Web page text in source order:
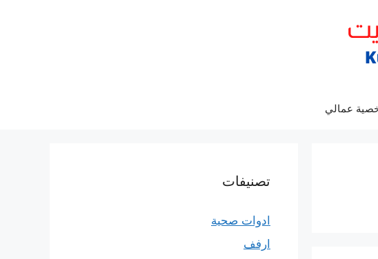
عمالي
تصنيفات
ادوات صحية
ارفف